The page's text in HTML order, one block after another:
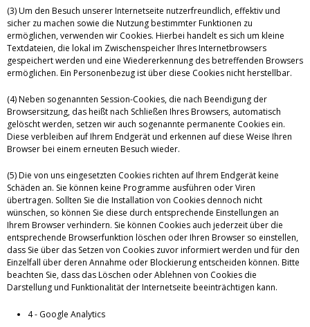
(3) Um den Besuch unserer Internetseite nutzerfreundlich, effektiv und
sicher zu machen sowie die Nutzung bestimmter Funktionen zu
ermöglichen, verwenden wir Cookies. Hierbei handelt es sich um kleine
Textdateien, die lokal im Zwischenspeicher Ihres Internetbrowsers
gespeichert werden und eine Wiedererkennung des betreffenden Browsers
ermöglichen. Ein Personenbezug ist über diese Cookies nicht herstellbar.
(4) Neben sogenannten Session-Cookies, die nach Beendigung der
Browsersitzung, das heißt nach Schließen Ihres Browsers, automatisch
gelöscht werden, setzen wir auch sogenannte permanente Cookies ein.
Diese verbleiben auf Ihrem Endgerät und erkennen auf diese Weise Ihren
Browser bei einem erneuten Besuch wieder.
(5) Die von uns eingesetzten Cookies richten auf Ihrem Endgerät keine
Schäden an. Sie können keine Programme ausführen oder Viren
übertragen. Sollten Sie die Installation von Cookies dennoch nicht
wünschen, so können Sie diese durch entsprechende Einstellungen an
Ihrem Browser verhindern. Sie können Cookies auch jederzeit über die
entsprechende Browserfunktion löschen oder Ihren Browser so einstellen,
dass Sie über das Setzen von Cookies zuvor informiert werden und für den
Einzelfall über deren Annahme oder Blockierung entscheiden können. Bitte
beachten Sie, dass das Löschen oder Ablehnen von Cookies die
Darstellung und Funktionalität der Internetseite beeinträchtigen kann.
4 - Google Analytics